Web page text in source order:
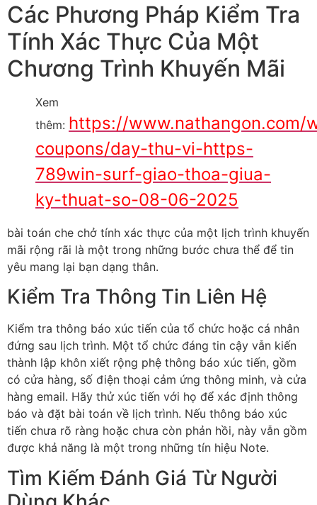
Các Phương Pháp Kiểm Tra
Tính Xác Thực Của Một
Chương Trình Khuyến Mãi
Xem
thêm: https://www.nathangon.com/
coupons/day-thu-vi-https-
789win-surf-giao-thoa-giua-
ky-thuat-so-08-06-2025
bài toán che chở tính xác thực của một lịch trình khuyến
mãi rộng rãi là một trong những bước chưa thể để tin
yêu mang lại bạn dạng thân.
Kiểm Tra Thông Tin Liên Hệ
Kiểm tra thông báo xúc tiến của tổ chức hoặc cá nhân
đứng sau lịch trình. Một tổ chức đáng tin cậy vẫn kiến
thành lập khôn xiết rộng phệ thông báo xúc tiến, gồm
có cửa hàng, số điện thoại cảm ứng thông minh, và cửa
hàng email. Hãy thử xúc tiến với họ để xác định thông
báo và đặt bài toán về lịch trình. Nếu thông báo xúc
tiến chưa rõ ràng hoặc chưa còn phản hồi, này vẫn gồm
được khả năng là một trong những tín hiệu Note.
Tìm Kiếm Đánh Giá Từ Người